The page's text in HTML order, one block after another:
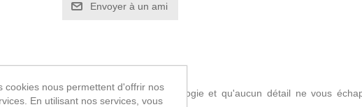
Envoyer à un ami
, si vous êtes à la pointe de la technologie et qu'aucun détail ne vous
cookies nous permettent d'offrir nos
En utilisant nos services, vous